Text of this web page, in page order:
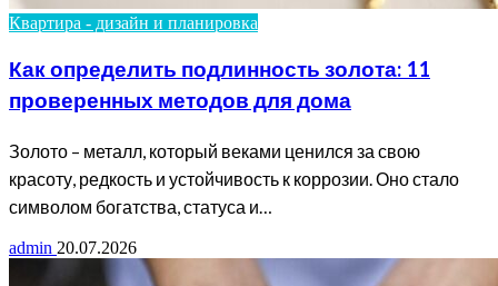
Квартира - дизайн и планировка
Как определить подлинность золота: 11
проверенных методов для дома
Золото – металл, который веками ценился за свою
красоту, редкость и устойчивость к коррозии. Оно стало
символом богатства, статуса и…
admin 20.07.2026